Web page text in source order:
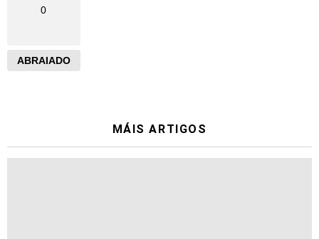
0
ABRAIADO
MÁIS ARTIGOS